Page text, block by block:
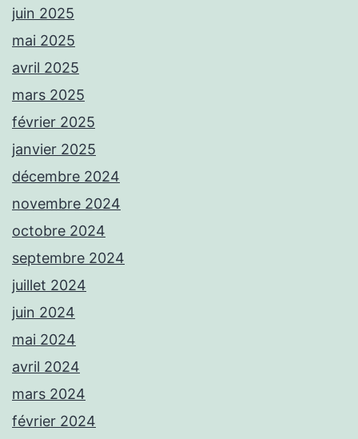
juin 2025
mai 2025
avril 2025
mars 2025
février 2025
janvier 2025
décembre 2024
novembre 2024
octobre 2024
septembre 2024
juillet 2024
juin 2024
mai 2024
avril 2024
mars 2024
février 2024